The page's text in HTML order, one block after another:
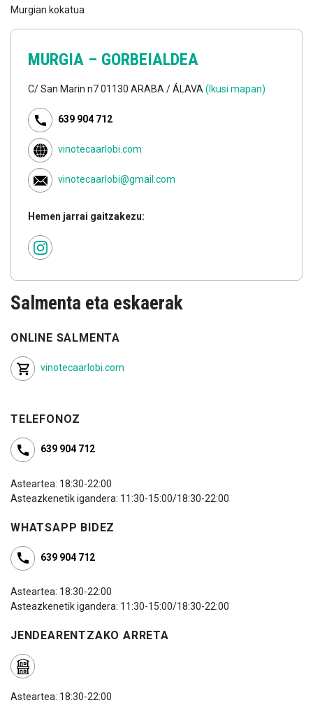
Murgian kokatua
MURGIA – GORBEIALDEA
C/ San Marin n7 01130 ARABA / ÁLAVA(Ikusi mapan)
639 904 712
vinotecaarlobi.com
vinotecaarlobi@gmail.com
Hemen jarrai gaitzakezu:
Salmenta eta eskaerak
ONLINE SALMENTA
vinotecaarlobi.com
TELEFONOZ
639 904 712
Asteartea: 18:30-22:00
Asteazkenetik igandera: 11:30-15:00/18:30-22:00
WHATSAPP BIDEZ
639 904 712
Asteartea: 18:30-22:00
Asteazkenetik igandera: 11:30-15:00/18:30-22:00
JENDEARENTZAKO ARRETA
Asteartea: 18:30-22:00